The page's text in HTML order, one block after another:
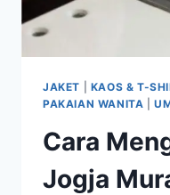
JAKET KAOS & T-
PAKAIAN WANITA |
Cara
Jogja